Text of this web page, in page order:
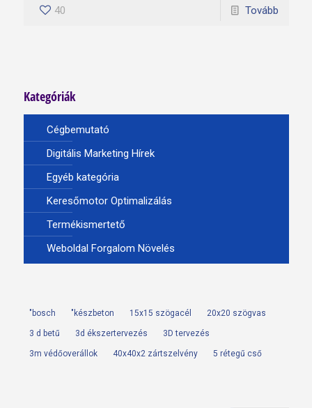
40 Tovább
Kategóriák
Cégbemutató
Digitális Marketing Hírek
Egyéb kategória
Keresőmotor Optimalizálás
Termékismertető
Weboldal Forgalom Növelés
"bosch "készbeton 15x15 szögacél 20x20 szögvas
3 d betű 3d ékszertervezés 3D tervezés
3m védőoverállok 40x40x2 zártszelvény 5 rétegű cső